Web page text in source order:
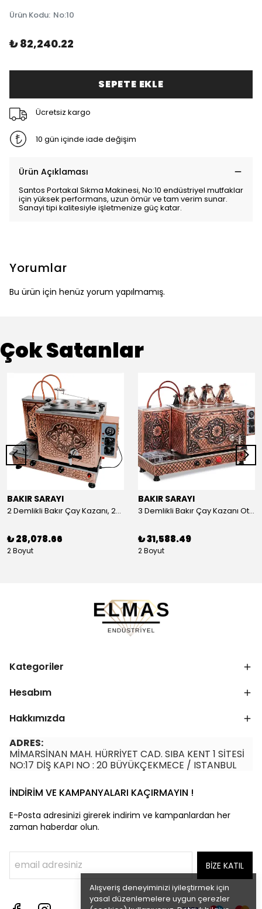
Alışveriş deneyiminizi iyileştirmek için
yasal düzenlemelere uygun çerezler
Ürün Kodu: No:10
₺ 82,240.22
SEPETE EKLE
Ücretsiz kargo
10 gün içinde iade değişim
Ürün Açıklaması
Santos Portakal Sıkma Makinesi, No:10 endüstriyel mutfaklar
için yüksek performans, uzun ömür ve tam verim sunar.
Sanayi tipi kalitesiyle işletmenize güç katar.
Yorumlar
Bu ürün için henüz yorum yapılmamış.
Çok Satanlar
BAKIR SARAYI
2 Demlikli Bakır Çay Kazanı, 25 Litre
₺ 28,078.66
2 Boyut
BAKIR SARAYI
3 Demlikli Bakır Çay Kazanı Otomatik, 30 Litre
₺ 31,588.49
2 Boyut
Kategoriler
Hesabım
Hakkımızda
ADRES:
MİMARSİNAN MAH. HÜRRİYET CAD. SIBA KENT 1 SİTESİ
NO:17 DİŞ KAPI NO : 20 BÜYÜKÇEKMECE / ISTANBUL
İNDİRİM VE KAMPANYALARI KAÇIRMAYIN !
E-Posta adresinizi girerek indirim ve kampanlardan her
zaman haberdar olun.
BİZE KATIL